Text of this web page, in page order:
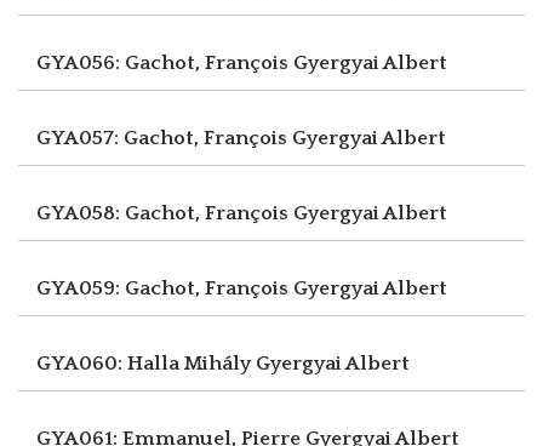
GYA056: Gachot, François Gyergyai Albert
GYA057: Gachot, François Gyergyai Albert
GYA058: Gachot, François Gyergyai Albert
GYA059: Gachot, François Gyergyai Albert
GYA060: Halla Mihály Gyergyai Albert
GYA061: Emmanuel, Pierre Gyergyai Albert